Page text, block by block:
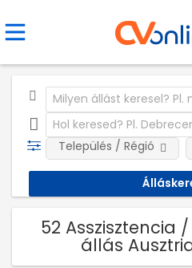
Település / Régió
52 Asszisztencia
állás